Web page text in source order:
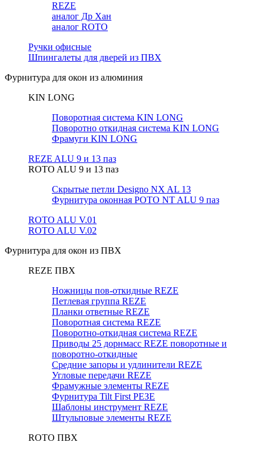
REZE
аналог Др Хан
аналог ROTO
Ручки офисные
Шпингалеты для дверей из ПВХ
Фурнитура для окон из алюминия
KIN LONG
Поворотная система KIN LONG
Поворотно откидная система KIN LONG
Фрамуги KIN LONG
REZE ALU 9 и 13 паз
ROTO ALU 9 и 13 паз
Скрытые петли Designo NX AL 13
Фурнитура оконная РОТО NT ALU 9 паз
ROTO ALU V.01
ROTO ALU V.02
Фурнитура для окон из ПВХ
REZE ПВХ
Ножницы пов-откидные REZE
Петлевая группа REZE
Планки ответные REZE
Поворотная система REZE
Поворотно-откидная система REZE
Приводы 25 дорнмасс REZE поворотные и
поворотно-откидные
Средние запоры и удлинители REZE
Угловые передачи REZE
Фрамужные элементы REZE
Фурнитура Tilt First РЕЗЕ
Шаблоны инструмент REZE
Штульповые элементы REZE
RОTO ПВХ